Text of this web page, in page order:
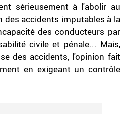
sérieusement à l'abolir au
des accidents imputables à la
des conducteurs par
civile et pénale... Mais,
des accidents, l'opinion fait
en exigeant un contrôle